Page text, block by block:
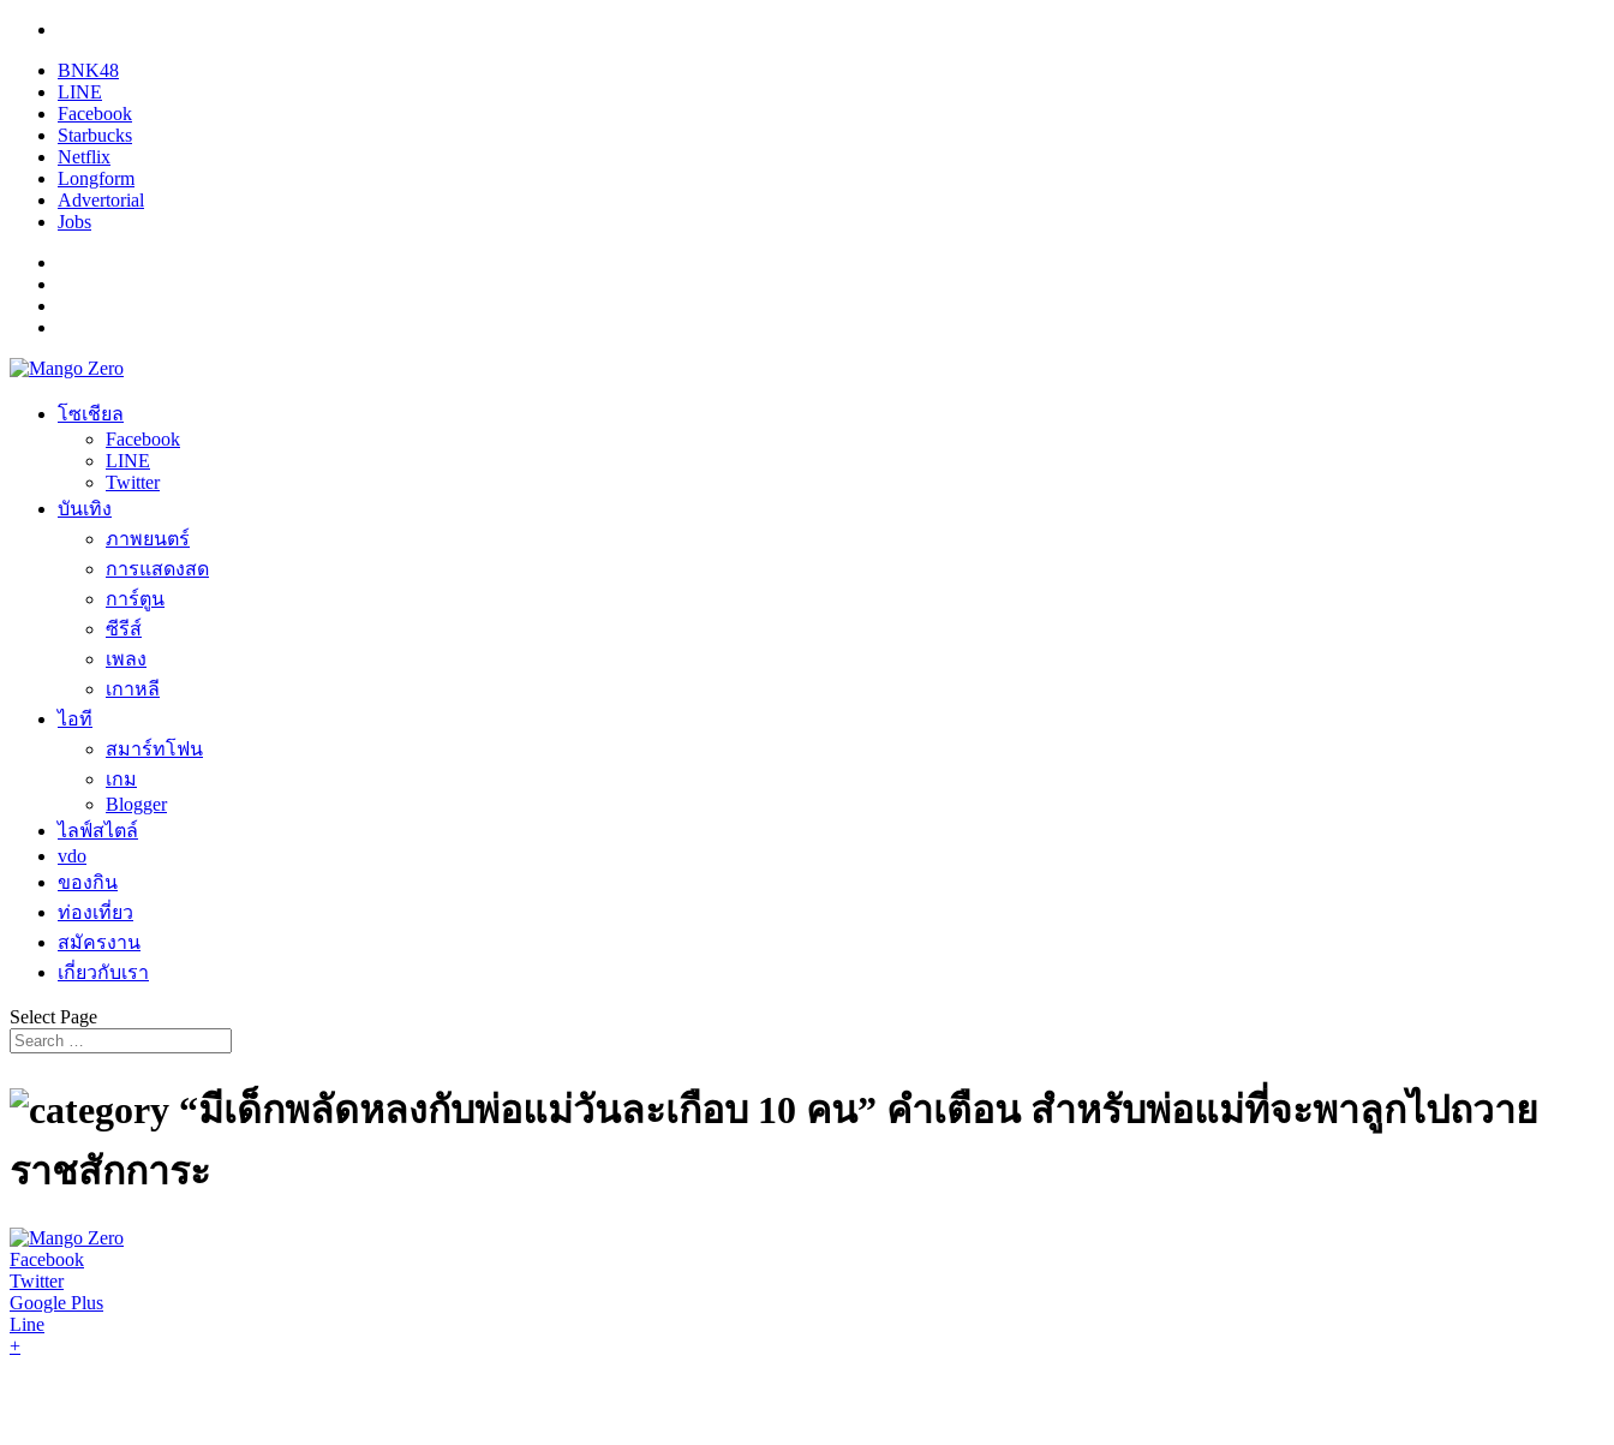
BNK48
LINE
Facebook
Starbucks
Netflix
Longform
Advertorial
Jobs
โซเชียล
Facebook
LINE
Twitter
บันเทิง
ภาพยนตร์
การแสดงสด
การ์ตูน
ซีรีส์
เพลง
เกาหลี
ไอที
สมาร์ทโฟน
เกม
Blogger
ไลฟ์สไตล์
vdo
ของกิน
ท่องเที่ยว
สมัครงาน
เกี่ยวกับเรา
Select Page
“มีเด็กพลัดหลงกับพ่อแม่วันละเกือบ 10 คน” คำเตือน สำหรับพ่อแม่ที่จะพาลูกไปถวาย
ราชสักการะ
Facebook
Twitter
Google Plus
Line
+